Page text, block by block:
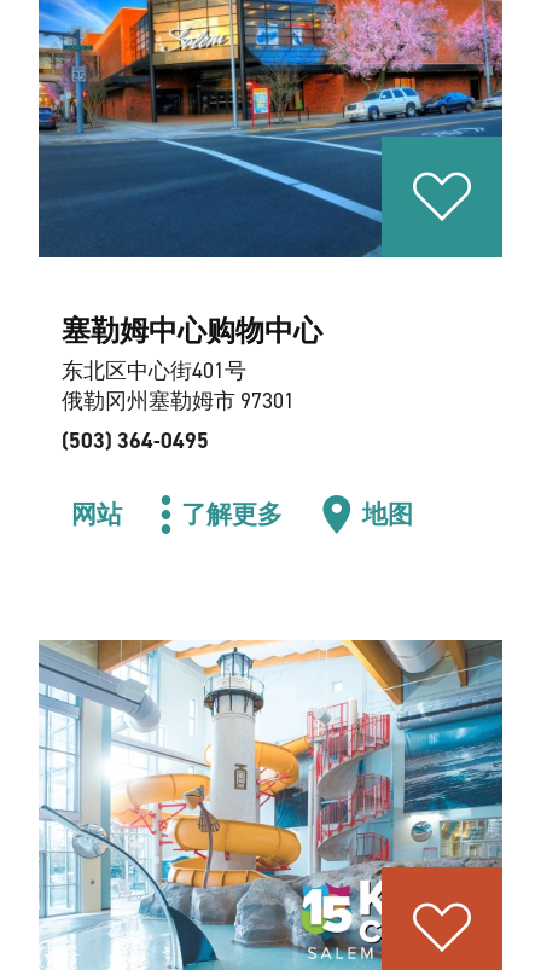
塞勒姆中心购物中心
东北区中心街401号
俄勒冈州塞勒姆市 97301
(503) 364-0495
网站 了解更多 地图